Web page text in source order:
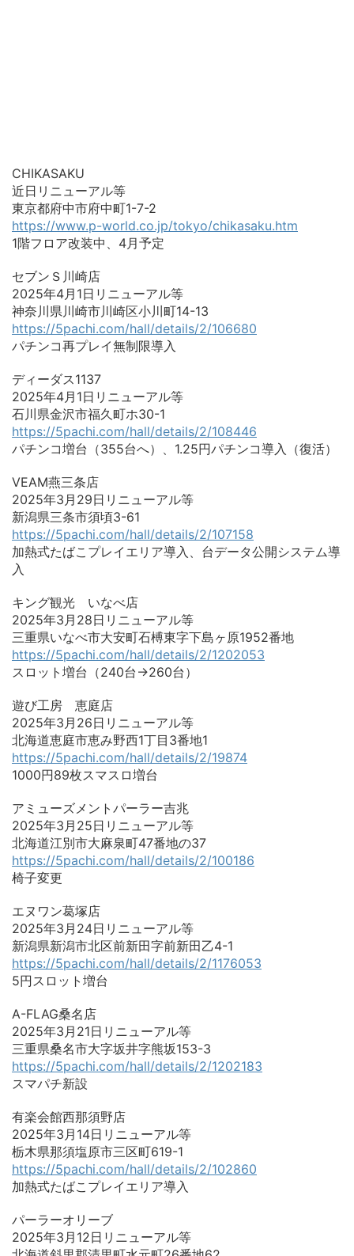
CHIKASAKU
近日リニューアル等
東京都府中市府中町1-7-2
https://www.p-world.co.jp/tokyo/chikasaku.htm
1階フロア改装中、4月予定
セブンＳ川崎店
2025年4月1日リニューアル等
神奈川県川崎市川崎区小川町14-13
https://5pachi.com/hall/details/2/106680
パチンコ再プレイ無制限導入
ディーダス1137
2025年4月1日リニューアル等
石川県金沢市福久町ホ30-1
https://5pachi.com/hall/details/2/108446
パチンコ増台（355台へ）、1.25円パチンコ導入（復活）
VEAM燕三条店
2025年3月29日リニューアル等
新潟県三条市須頃3-61
https://5pachi.com/hall/details/2/107158
加熱式たばこプレイエリア導入、台データ公開システム導
入
キング観光 いなべ店
2025年3月28日リニューアル等
三重県いなべ市大安町石榑東字下島ヶ原1952番地
https://5pachi.com/hall/details/2/1202053
スロット増台（240台→260台）
遊び工房 恵庭店
2025年3月26日リニューアル等
北海道恵庭市恵み野西1丁目3番地1
https://5pachi.com/hall/details/2/19874
1000円89枚スマスロ増台
アミューズメントパーラー吉兆
2025年3月25日リニューアル等
北海道江別市大麻泉町47番地の37
https://5pachi.com/hall/details/2/100186
椅子変更
エヌワン葛塚店
2025年3月24日リニューアル等
新潟県新潟市北区前新田字前新田乙4-1
https://5pachi.com/hall/details/2/1176053
5円スロット増台
A-FLAG桑名店
2025年3月21日リニューアル等
三重県桑名市大字坂井字熊坂153-3
https://5pachi.com/hall/details/2/1202183
スマパチ新設
有楽会館西那須野店
2025年3月14日リニューアル等
栃木県那須塩原市三区町619-1
https://5pachi.com/hall/details/2/102860
加熱式たばこプレイエリア導入
パーラーオリーブ
2025年3月12日リニューアル等